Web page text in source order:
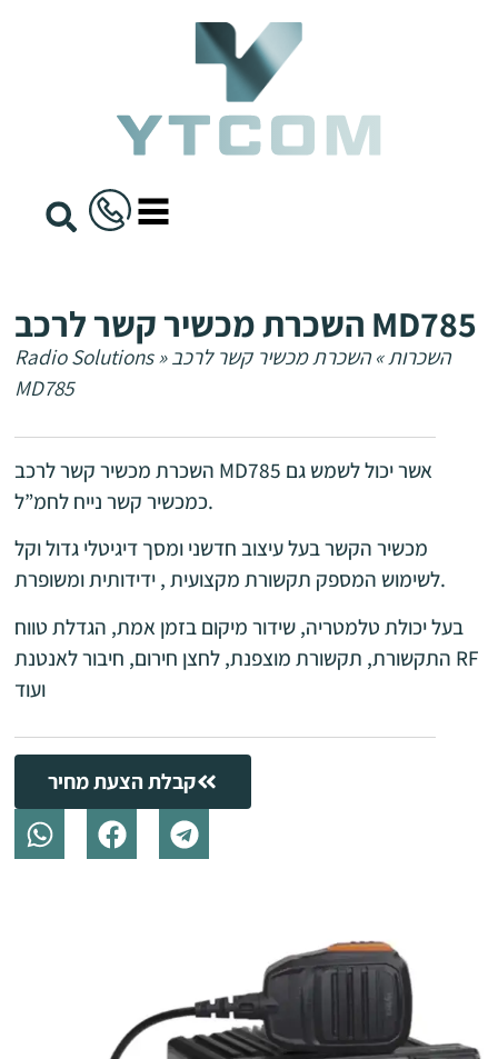
השכרת מכשיר קשר לרכב MD785
Radio Solutions» השכרות»השכרת מכשיר קשר לרכב
MD785
השכרת מכשיר קשר לרכב MD785 אשר יכול לשמש גם
כמכשיר קשר נייח לחמ”ל.
מכשיר הקשר בעל עיצוב חדשני ומסך דיגיטלי גדול וקל
לשימוש המספק תקשורת מקצועית , ידידותית ומשופרת.
בעל יכולת טלמטריה, שידור מיקום בזמן אמת, הגדלת טווח
התקשורת, תקשורת מוצפנת, לחצן חירום, חיבור לאנטנת RF
ועוד
קבלת הצעת מחיר